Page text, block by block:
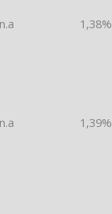
n.a 1,38%
n.a 1,39%